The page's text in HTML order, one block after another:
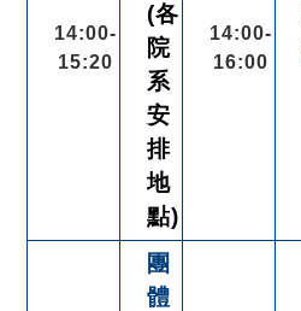
14:00-
15:20
(各
院
系
安
排
地
點)
14:00-
16:00
團
體